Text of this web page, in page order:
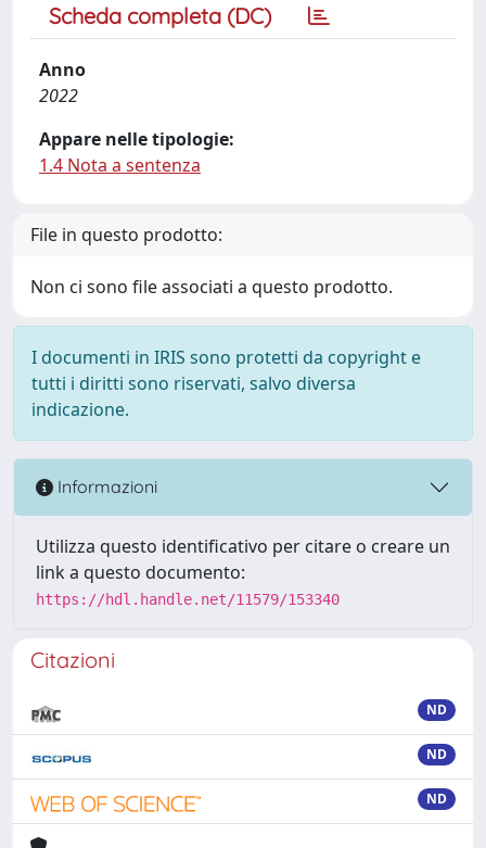
Scheda completa (DC)
Anno
2022
Appare nelle tipologie:
1.4 Nota a sentenza
File in questo prodotto:
Non ci sono file associati a questo prodotto.
I documenti in IRIS sono protetti da copyright e
tutti i diritti sono riservati, salvo diversa
indicazione.
Informazioni
Utilizza questo identificativo per citare o creare un
link a questo documento:
https://hdl.handle.net/11579/153340
Citazioni
ND
ND
ND